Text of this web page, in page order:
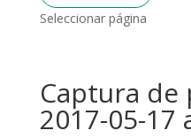
Seleccionar página
Captura de
2017-05-17